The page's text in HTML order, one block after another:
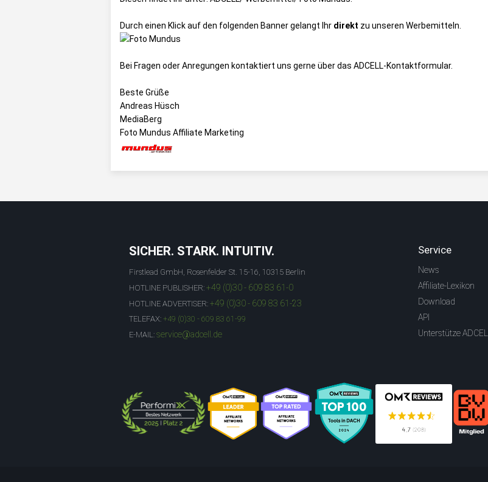
Durch einen Klick auf den folgenden Banner gelangt Ihr direkt zu unseren Werbemitteln.
Bei Fragen oder Anregungen kontaktiert uns gerne über das ADCELL-Kontaktformular.
Beste Grüße
Andreas Hüsch
MediaBerg
Foto Mundus Affiliate Marketing
SICHER. STARK. INTUITIV.
Firstlead GmbH, Rosenfelder St. 15-16, 10315 Berlin
HOTLINE PUBLISHER: +49 (0)30 - 609 83 61-0
HOTLINE ADVERTISER: +49 (0)30 - 609 83 61-23
TELEFAX: +49 (0)30 - 609 83 61-99
E-MAIL: service@adcell.de
Service
News
Affiliate-Lexikon
Download
API
Unterstütze ADCELL